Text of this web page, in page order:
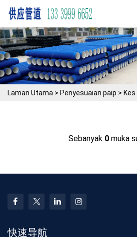
Laman Utama > Penyesuaian paip >
Sebanyak 0muka
快速导航